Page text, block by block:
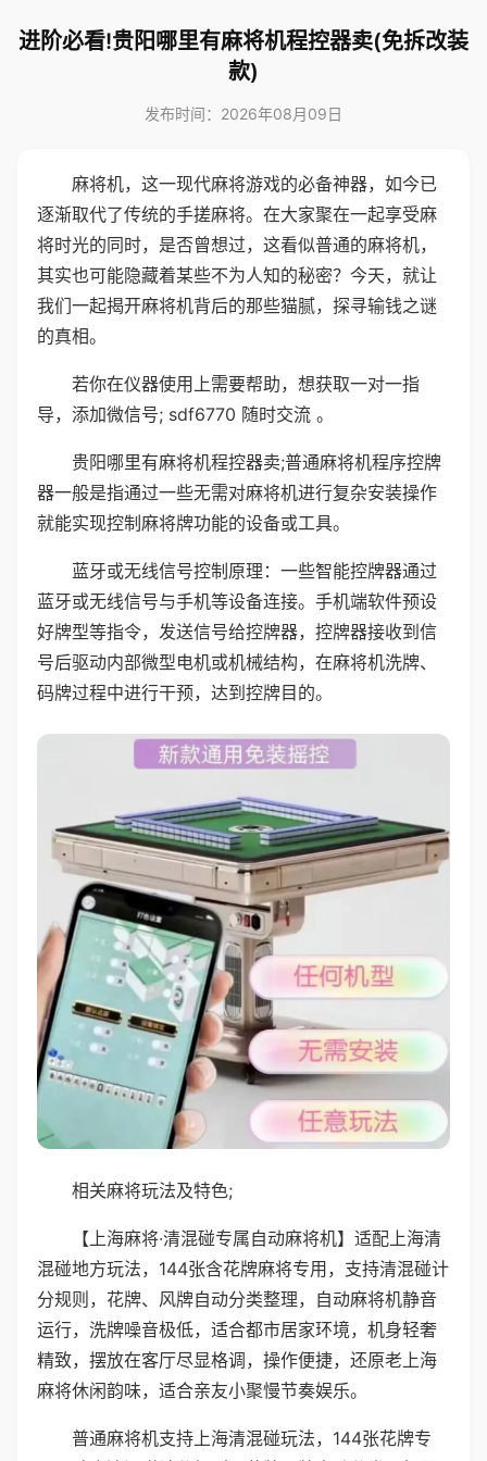
进阶必看!贵阳哪里有麻将机程控器卖(免拆改装
款)
发布时间：2026年08月09日
麻将机，这一现代麻将游戏的必备神器，如今已
逐渐取代了传统的手搓麻将。在大家聚在一起享受麻
将时光的同时，是否曾想过，这看似普通的麻将机，
其实也可能隐藏着某些不为人知的秘密？今天，就让
我们一起揭开麻将机背后的那些猫腻，探寻输钱之谜
的真相。
若你在仪器使用上需要帮助，想获取一对一指
导，添加微信号; sdf6770 随时交流 。
贵阳哪里有麻将机程控器卖;普通麻将机程序控牌
器一般是指通过一些无需对麻将机进行复杂安装操作
就能实现控制麻将牌功能的设备或工具。
蓝牙或无线信号控制原理：一些智能控牌器通过
蓝牙或无线信号与手机等设备连接。手机端软件预设
好牌型等指令，发送信号给控牌器，控牌器接收到信
号后驱动内部微型电机或机械结构，在麻将机洗牌、
码牌过程中进行干预，达到控牌目的。
相关麻将玩法及特色;
【上海麻将·清混碰专属自动麻将机】适配上海清
混碰地方玩法，144张含花牌麻将专用，支持清混碰计
分规则，花牌、风牌自动分类整理，自动麻将机静音
运行，洗牌噪音极低，适合都市居家环境，机身轻奢
精致，摆放在客厅尽显格调，操作便捷，还原老上海
麻将休闲韵味，适合亲友小聚慢节奏娱乐。
普通麻将机支持上海清混碰玩法，144张花牌专